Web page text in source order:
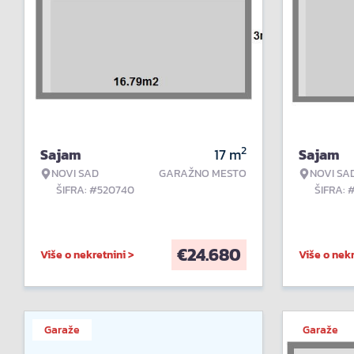
Sajam
NOVI SAD
ŠIFRA: #520740
17m2
GARAŽNO MESTO
Više o nekretnini > €24.680
Sajam
NOVI
ŠIFRA:
Više o
Garaže Garaže